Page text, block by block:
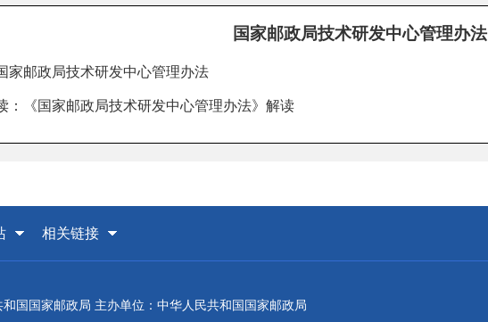
国家邮政局技术研发中心管理办法
家邮政局技术研发中心管理办法
： 《国家邮政局技术研发中心管理办法》解读
相关链接
国国家邮政局 主办单位：中华人民共和国国家邮政局